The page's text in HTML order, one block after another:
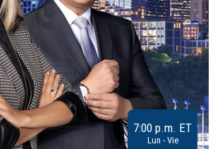
7:00 p.m. ET
Lun - Vie